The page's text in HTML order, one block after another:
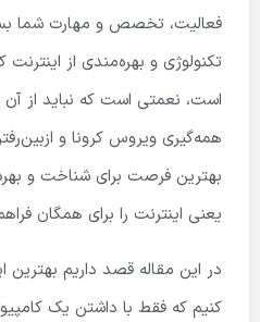
فعالیت، تخصص و مهارت شما
تکنولوژی و بهره‌مندی از اینترنت
است، نعمتی است که نباید از
همه‌گیری ویروس کرونا و
بهترین فرصت برای شناخت و
یعنی اینترنت را برای همگان
در این مقاله قصد داریم بهترین
کنیم که فقط با داشتن یک